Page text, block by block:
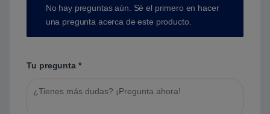
No hay preguntas aún. Sé el primero en hacer
una pregunta acerca de este producto.
Tu pregunta *